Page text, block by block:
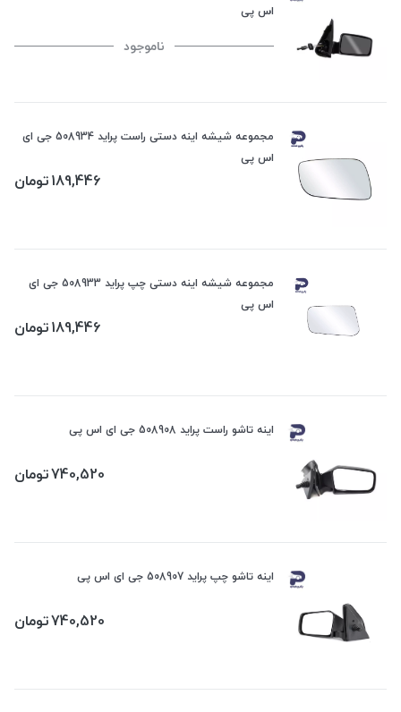
اس پی
ناموجود
مجموعه شیشه اینه دستی راست پراید 508934 جی ای
اس پی
189,446تومان
مجموعه شیشه اینه دستی چپ پراید 508933 جی ای
اس پی
189,446تومان
اینه تاشو راست پراید 508908 جی ای اس پی
740,520تومان
اینه تاشو چپ پراید 508907 جی ای اس پی
740,520تومان